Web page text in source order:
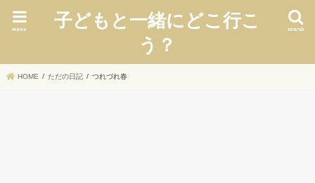
子どもと一緒にどこ行こ
う？
search
menu
HOME ただの日記 つれづれ春